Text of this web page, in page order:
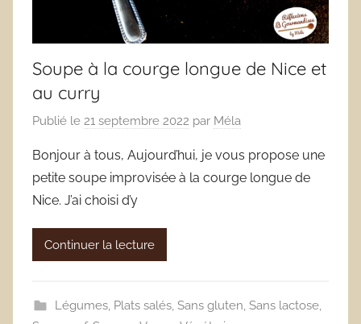
Soupe à la courge longue de Nice et
au curry
Publié le 21 septembre 2022 par Méla
Bonjour à tous, Aujourd’hui, je vous propose une
petite soupe improvisée à la courge longue de
Nice. J’ai choisi d’y
Continuer la lecture
Légumes, Plats salés, Sans gluten, Sans lactose,